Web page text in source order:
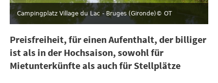
Campingplatz Village du Lac - Bruges (Gironde)© OT
Preisfreiheit, für einen Aufenthalt, der billiger
ist als in der Hochsaison, sowohl für
Mietunterkünfte als auch für Stellplätze